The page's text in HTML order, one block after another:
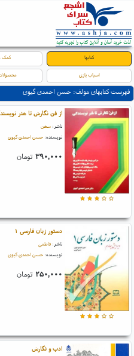
کتابها کمک
اسباب بازی
فهرست کتابهای مولف: حسن احمدی گیوی
از فن نگارش تا هنر
ناشر: سخن
نویسنده: حسن احمدی گیوی
۳۹۰,۰۰۰ تومان
دستور زبان فارسی ۱
ناشر: فاطمی
نویسنده: حسن احمدی گیوی
۲۵۰,۰۰۰ تومان
ادب و نگارش